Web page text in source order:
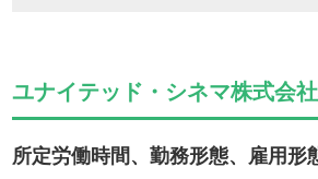
ユナイテッド・シネマ株式会
所定労働時間、勤務形態、雇用形